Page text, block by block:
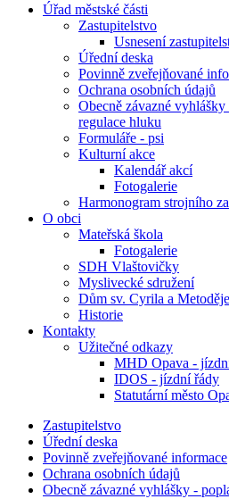
Úřad městské části
Zastupitelstvo
Usnesení
Úřední deska
Povinně zveřejňované
Ochrana osobních údajů
Obecně závazné
regulace hluku
Formuláře - psi
Kulturní akce
Kalendář akcí
Fotogalerie
Harmonogram strojního
O obci
Mateřská škola
Fotogalerie
SDH Vlaštovičky
Myslivecké sdružení
Dům sv. Cyrila a Metoděje
Historie
Kontakty
Užitečné odkazy
MHD Opava -
IDOS - jízdní řády
Statutární město
Zastupitelstvo
Úřední deska
Povinně zveřejňované informace
Ochrana osobních údajů
Obecně závazné vyhlášky -